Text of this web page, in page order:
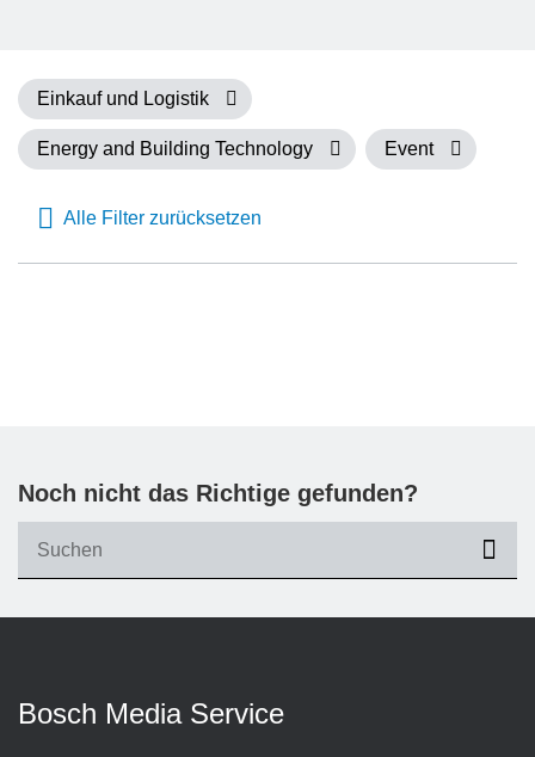
Einkauf und Logistik
Energy and Building Technology Event
Alle Filter zurücksetzen
Noch nicht das Richtige gefunden?
Bosch Media Service